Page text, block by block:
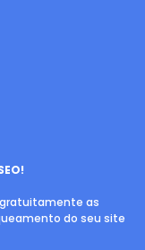
as
do seu site